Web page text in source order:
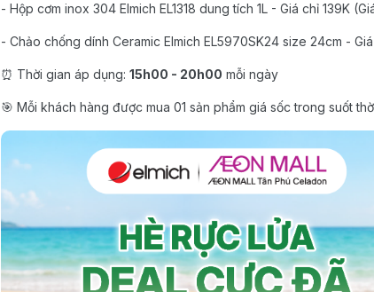
- Hộp cơm inox 304 Elmich EL1318 dung tích 1L - Giá chỉ 139K
- Chảo chống dính Ceramic Elmich EL5970SK24 size 24cm -
⏰ Thời gian áp dụng: 15h00 - 20h00 mỗi ngày
🎯 Mỗi khách hàng được mua 01 sản phẩm giá sốc trong suốt